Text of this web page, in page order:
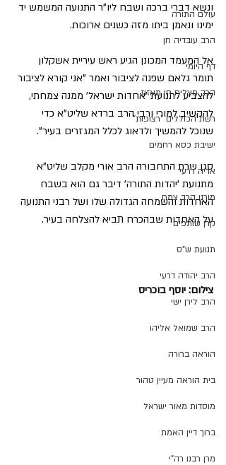
עולם התורה
הרב עובדיה חן
דף היומי
הרב מצליח חי מאזוז
רשת הכוללים "רצופות"
ישיבת כסא רחמים
אריה דרעי
מורנו הרב צמח
קרן שותפים
תנועת ש"ס
הרב יהודה דרעי
הרב לירן ישי
הרב שמואל אליהו
הוראה ברורה
בית הוראה מעיין טהור
מוסדות מאור ישראל
ברוך דיין האמת
מרן רבנו רה"י
ונשא דברי ברכה ושבח ליו"ר התנועה המשמש יד
ימינו ונאמן ביתו מזה כשנים ארוכות.
אל המעמד המכונן הגיע ראש עיריית אשקלון
תומר גלאם שפנה לציבור ואמר "אני קורא לציבור
להצביע לתנועת 'אחדות ישראל' ממנה צמחתי,
להקשיב למורי ורבי הרב ברדא שליט"א כדי
שנוכל להמשיך ולדאוג לכלל המגזרים בעיר".
סגן שרת התחבורה הרב אורי מקלב שליט"א
מתנועת 'יהדות התורה' דיבר גם הוא בשבח
האחדות והשמחה הגדולה שלו ושל רבני התנועה
על האחדות שבהכרח תביא להצלחה בעיר.
צילום: יוסף בוכריס